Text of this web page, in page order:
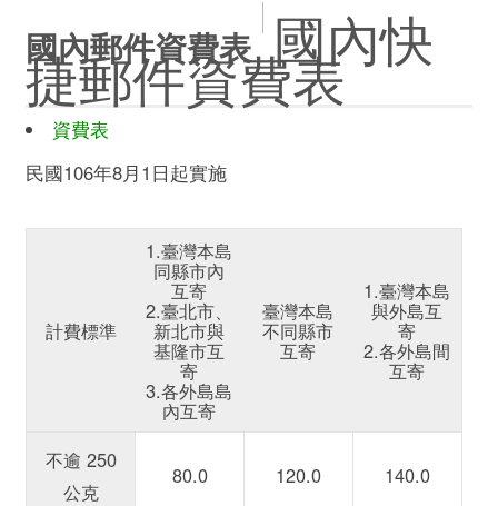
國內郵件資費表 國內快
捷郵件資費表
資費表
民國106年8月1日起實施
計費標準
1.臺灣本島
同縣市內
互寄
2.臺北市、
新北市與
基隆市互
寄
3.各外島島
內互寄
臺灣本島
不同縣市
互寄
1.臺灣本島
與外島互
寄
2.各外島間
互寄
不逾 250
公克
80.0 120.0 140.0